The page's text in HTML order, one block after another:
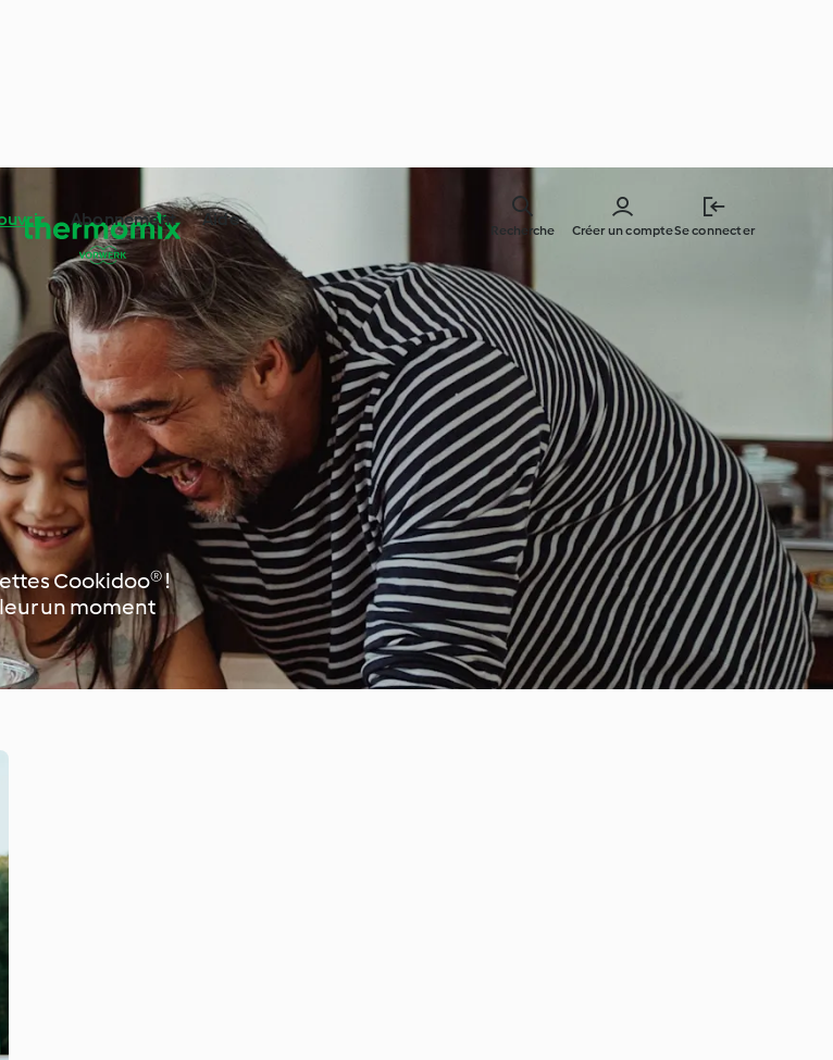
Abonnement Aide
Créer un compteSe connecter
Recherche
Cookidoo® !
un moment